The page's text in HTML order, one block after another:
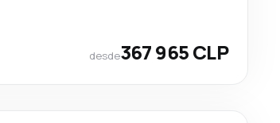
desde367 965 CLP